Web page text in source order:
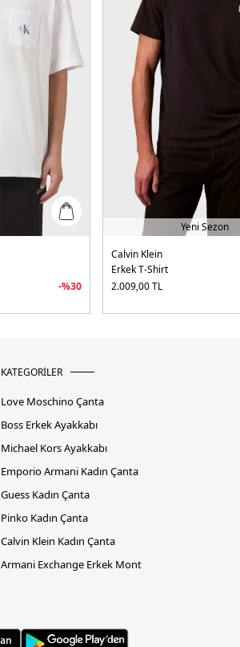
-%30
Yeni Sezon
Calvin Klein
Erkek T-Shirt
2.009,00TL
KATEGORİLER
Love Moschino Çanta
Boss Erkek Ayakkabı
Michael Kors Ayakkabı
Emporio Armani Kadın Çanta
Guess Kadın Çanta
Pinko Kadın Çanta
Calvin Klein Kadın Çanta
Armani Exchange Erkek Mont